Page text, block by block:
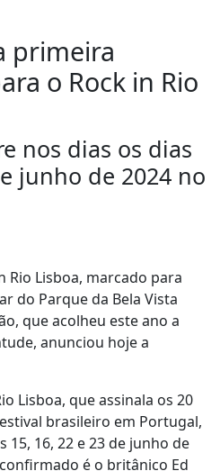
primeira
o Rock in Rio
nos dias os dias
junho de 2024 no
Rio Lisboa, marcado para
do Parque da Bela Vista
que acolheu este ano a
anunciou hoje a
Lisboa, que assinala os 20
brasileiro em Portugal,
15, 16, 22 e 23 de junho de
é o britânico Ed